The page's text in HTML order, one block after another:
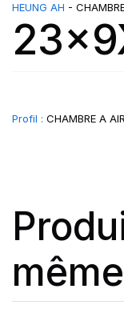
HEUNG AH -
Profil : CHAMBRE A